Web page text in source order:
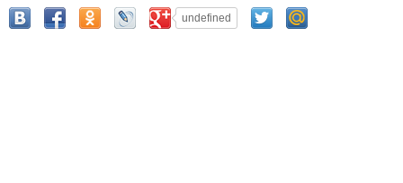
undefined